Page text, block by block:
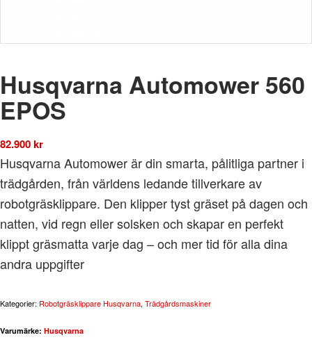
Husqvarna Automower 560
EPOS
82.900kr
Husqvarna Automower är din smarta, pålitliga partner i
trädgården, från världens ledande tillverkare av
robotgräsklippare. Den klipper tyst gräset på dagen och
natten, vid regn eller solsken och skapar en perfekt
klippt gräsmatta varje dag – och mer tid för alla dina
andra uppgifter
Kategorier: Robotgräsklippare Husqvarna, Trädgårdsmaskiner
Varumärke: Husqvarna